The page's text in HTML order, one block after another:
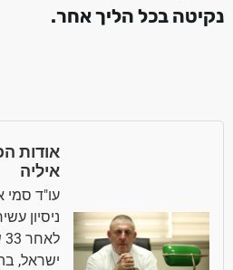
נקיטה בכל הליך אחר.
אודות
איליה
עו"ד סמי
ניסיון
ישראל,